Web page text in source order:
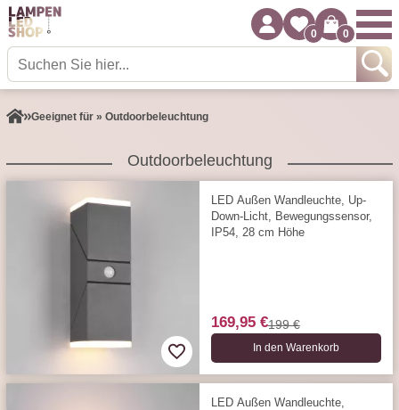
0 0
Geeignet für » Outdoorbeleuchtung
Outdoorbeleuchtung
LED Außen Wandleuchte, Up-
Down-Licht, Bewegungs­sensor,
IP54, 28 cm Höhe
169,95 €199 €
In den Warenkorb
LED Außen Wandleuchte,